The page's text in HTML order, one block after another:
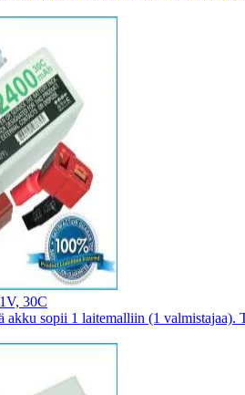
30C
akku sopii 1 laitemalliin (1 valmistajaa).